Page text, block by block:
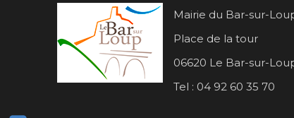
Mairie du Bar-sur-
Place de la tour
06620 Le Bar-sur-
Tel : 04 92 60 35 70